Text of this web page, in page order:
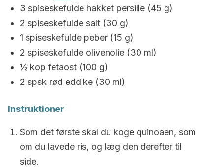
3 spiseskefulde hakket persille (45 g)
2 spiseskefulde salt (30 g)
1 spiseskefulde peber (15 g)
2 spiseskefulde olivenolie (30 ml)
½ kop fetaost (100 g)
2 spsk rød eddike (30 ml)
Instruktioner
Som det første skal du koge quinoaen, som
om du lavede ris, og læg den derefter til
side.